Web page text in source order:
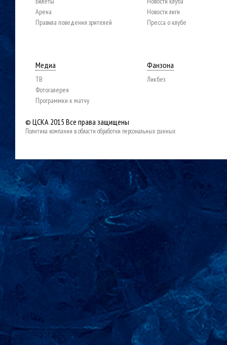
Арена
Правила поведения зрителей
Новости лиги
Пресса о клубе
Медиа
ТВ
Фотогалерея
Программки к матчу
Фанзона
Ликбез
© ЦСКА 2015 Все права защищены
Политика компании в области обработки персональных данных